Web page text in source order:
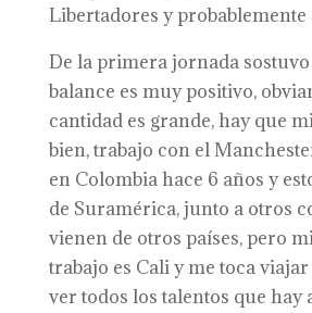
Libertadores y probablemente
De la primera jornada sostuvo
balance es muy positivo,
cantidad es grande, hay que
bien, trabajo con el
en Colombia hace 6 años y
de Suramérica, junto a otros
vienen de otros países, pero
trabajo es Cali y me toca
ver todos los talentos que hay